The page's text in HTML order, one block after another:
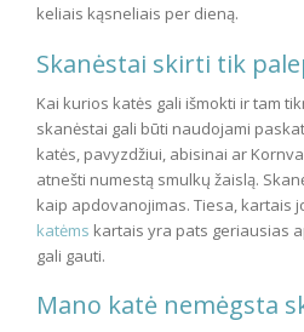
keliais kąsneliais per dieną.
Skanėstai skirti tik
Kai kurios katės gali išmokti ir tam
skanėstai gali būti naudojami
katės, pavyzdžiui, abisinai ar
atnešti numestą smulkų žaislą.
kaip apdovanojimas. Tiesa, kartais
katėms kartais yra pats geriausias
gali gauti.
Mano katė nemėgsta